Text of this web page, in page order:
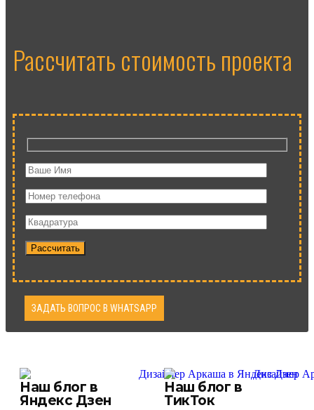
Рассчитать стоимость проекта
Рассчитать
ЗАДАТЬ ВОПРОС В WHATSAPP
Наш блог в
Яндекс Дзен
Наш блог в
ТикТок